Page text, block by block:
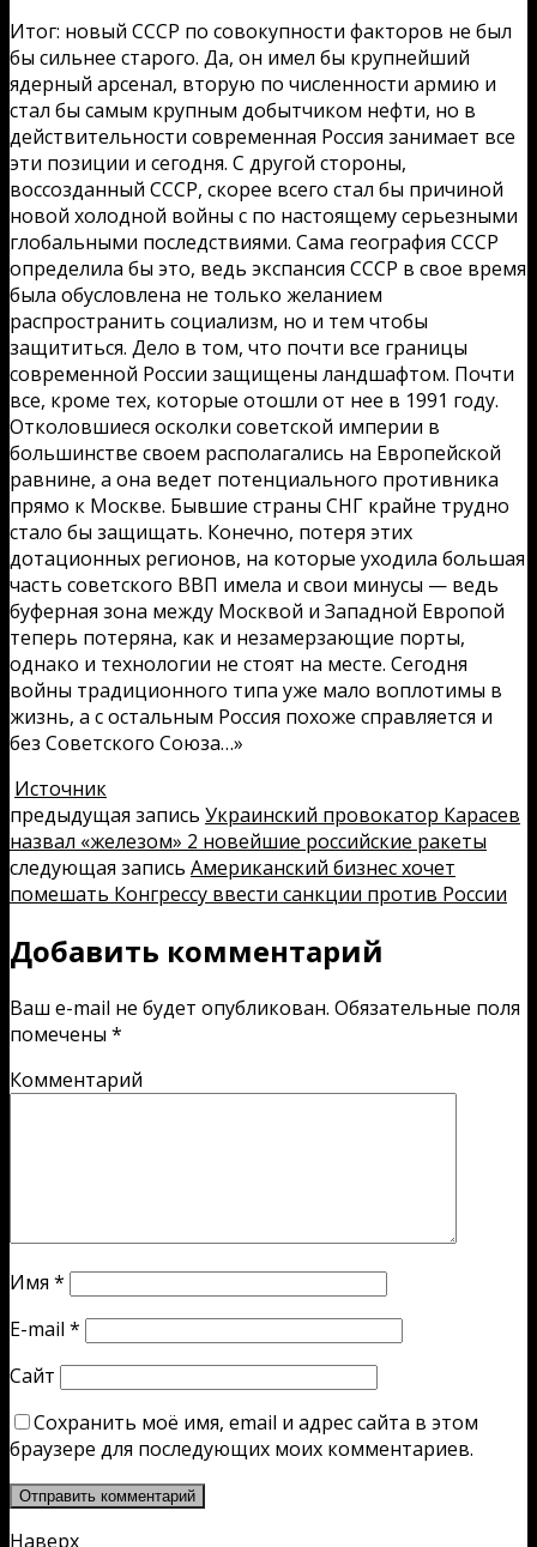
Итог: новый СССР по совокупности факторов не был
бы сильнее старого. Да, он имел бы крупнейший
ядерный арсенал, вторую по численности армию и
стал бы самым крупным добытчиком нефти, но в
действительности современная Россия занимает все
эти позиции и сегодня. С другой стороны,
воссозданный СССР, скорее всего стал бы причиной
новой холодной войны с по настоящему серьезными
глобальными последствиями. Сама география СССР
определила бы это, ведь экспансия СССР в свое время
была обусловлена не только желанием
распространить социализм, но и тем чтобы
защититься. Дело в том, что почти все границы
современной России защищены ландшафтом. Почти
все, кроме тех, которые отошли от нее в 1991 году.
Отколовшиеся осколки советской империи в
большинстве своем располагались на Европейской
равнине, а она ведет потенциального противника
прямо к Москве. Бывшие страны СНГ крайне трудно
стало бы защищать. Конечно, потеря этих
дотационных регионов, на которые уходила большая
часть советского ВВП имела и свои минусы — ведь
буферная зона между Москвой и Западной Европой
теперь потеряна, как и незамерзающие порты,
однако и технологии не стоят на месте. Сегодня
войны традиционного типа уже мало воплотимы в
жизнь, а с остальным Россия похоже справляется и
без Советского Союза…»
Источник
предыдущая запись Украинский провокатор Карасев
назвал «железом» 2 новейшие российские ракеты
следующая запись Американский бизнес хочет
помешать Конгрессу ввести санкции против России
Добавить комментарий
Ваш e-mail не будет опубликован. Обязательные поля
помечены *
Комментарий
Имя *
E-mail *
Сайт
Сохранить моё имя, email и адрес сайта в этом
браузере для последующих моих комментариев.
Наверх